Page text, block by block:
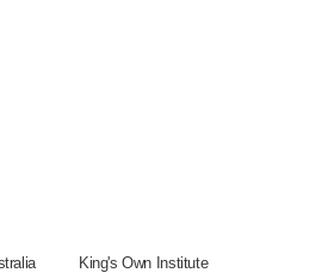
King's Own Institute